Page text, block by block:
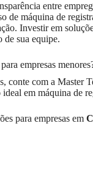
entre
de máquina de
Investir em
de sua equipe.
empresas
conte com a Master
em máquina de
para empresas em